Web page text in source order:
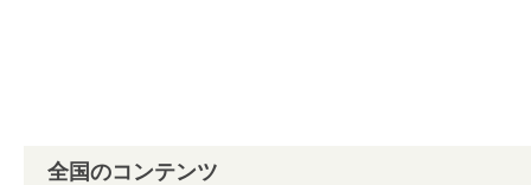
全国のコンテンツ